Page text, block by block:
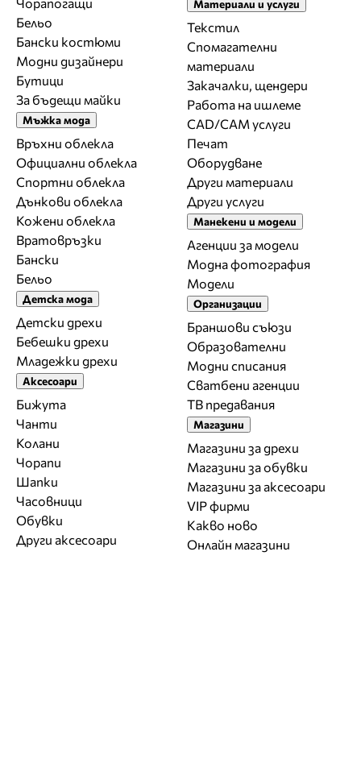
Бельо
Бански костюми
Модни дизайнери
Бутици
За бъдещи майки
Мъжка мода
Връхни облекла
Официални облекла
Спортни облекла
Дънкови облекла
Кожени облекла
Вратовръзки
Бански
Бельо
Детска мода
Детски дрехи
Бебешки дрехи
Младежки дрехи
Аксесоари
Бижута
Чанти
Колани
Чорапи
Шапки
Часовници
Обувки
Други аксесоари
Материали и услуги
Текстил
Спомагателни
материали
Закачалки, щендери
Работа на ишлеме
CAD/CAM услуги
Печат
Оборудване
Други материали
Други услуги
Манекени и модели
Агенции за модели
Модна фотография
Модели
Организации
Браншови съюзи
Образователни
Модни списания
Сватбени агенции
ТВ предавания
Магазини
Магазини за дрехи
Магазини за обувки
Магазини за aксесоари
VIP фирми
Какво ново
Онлайн магазини